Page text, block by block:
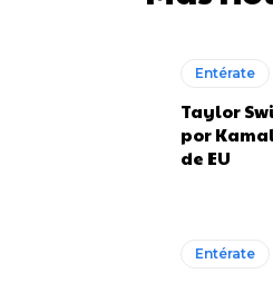
Entérate
Taylor
por
de EU
Entérate